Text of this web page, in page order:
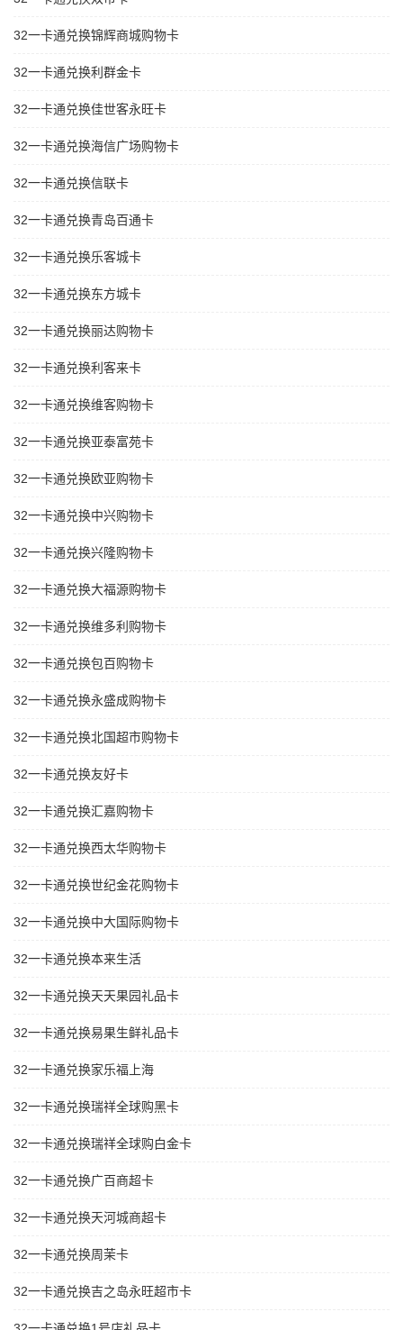
32一卡通兑换锦辉商城购物卡
32一卡通兑换利群金卡
32一卡通兑换佳世客永旺卡
32一卡通兑换海信广场购物卡
32一卡通兑换信联卡
32一卡通兑换青岛百通卡
32一卡通兑换乐客城卡
32一卡通兑换东方城卡
32一卡通兑换丽达购物卡
32一卡通兑换利客来卡
32一卡通兑换维客购物卡
32一卡通兑换亚泰富苑卡
32一卡通兑换欧亚购物卡
32一卡通兑换中兴购物卡
32一卡通兑换兴隆购物卡
32一卡通兑换大福源购物卡
32一卡通兑换维多利购物卡
32一卡通兑换包百购物卡
32一卡通兑换永盛成购物卡
32一卡通兑换北国超市购物卡
32一卡通兑换友好卡
32一卡通兑换汇嘉购物卡
32一卡通兑换西太华购物卡
32一卡通兑换世纪金花购物卡
32一卡通兑换中大国际购物卡
32一卡通兑换本来生活
32一卡通兑换天天果园礼品卡
32一卡通兑换易果生鲜礼品卡
32一卡通兑换家乐福上海
32一卡通兑换瑞祥全球购黑卡
32一卡通兑换瑞祥全球购白金卡
32一卡通兑换广百商超卡
32一卡通兑换天河城商超卡
32一卡通兑换周茉卡
32一卡通兑换吉之岛永旺超市卡